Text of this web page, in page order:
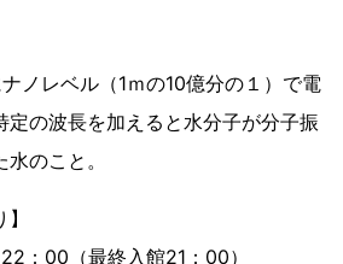
ノレベル（1ｍの10億分の１）で電
定の波長を加えると水分子が分子振
のこと。
：00（最終入館21：00）